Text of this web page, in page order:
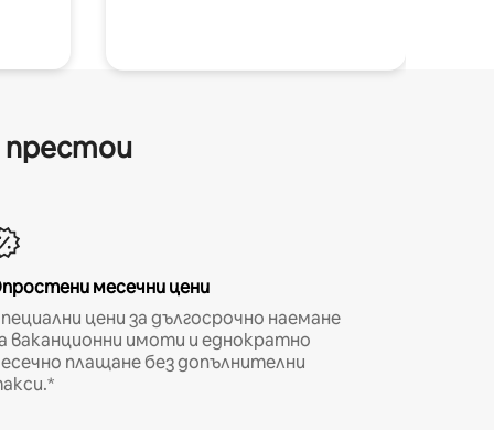
престои
месечни цени
цени за дългосрочно наемане
ваканционни имоти и еднократно
плащане без допълнителни